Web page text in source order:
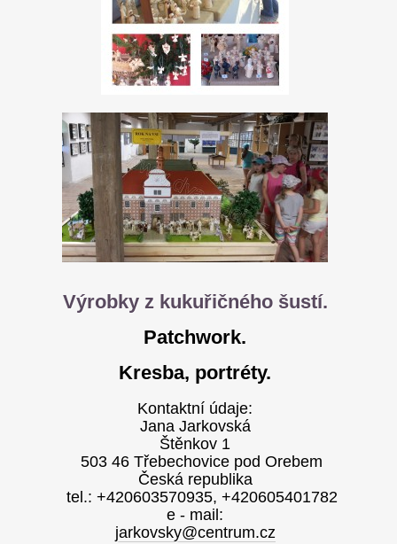
Výrobky z kukuřičného šustí.
Patchwork.
Kresba, portréty.
Kontaktní údaje:
Jana Jarkovská
Štěnkov 1
503 46 Třebechovice pod Orebem
Česká republika
tel.: +420603570935, +420605401782
e - mail:
jarkovsky@centrum.cz